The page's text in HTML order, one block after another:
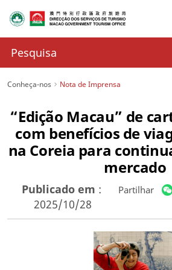
Conheça-nos Nota de Imprensa
“Edição Macau” de
com benefícios de
na Coreia para
mercado
Publicado em :
2025/10/28
Partilhar